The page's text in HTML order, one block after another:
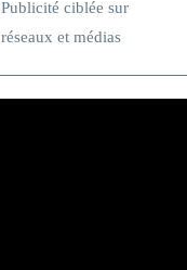
Publicité ciblée sur
réseaux et médias